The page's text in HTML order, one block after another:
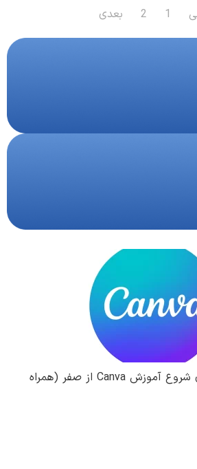
1
2 بعدی
7 قدم کاربردی برای شروع آموزش Canva از صفر (همراه